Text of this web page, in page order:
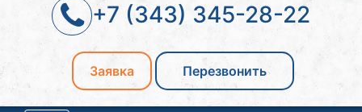
+7 (343) 345-28-22
Заявка Перезвонить